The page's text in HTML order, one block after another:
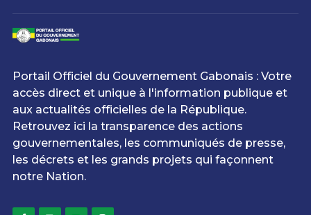
Portail Officiel du Gouvernement Gabonais : Votre
accès direct et unique à l'information publique et
aux actualités officielles de la République.
Retrouvez ici la transparence des actions
gouvernementales, les communiqués de presse,
les décrets et les grands projets qui façonnent
notre Nation.